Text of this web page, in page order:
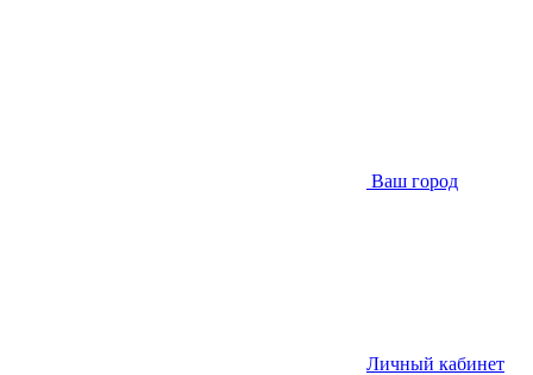
Ваш город
Личный кабинет